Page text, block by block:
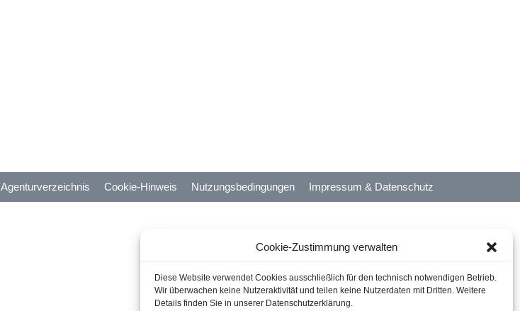
Cookie-Zustimmung verwalten
Diese Website verwendet Cookies ausschließlich für den technisch notwendigen Betrieb.
Wir überwachen keine Nutzeraktivität und teilen keine Nutzerdaten mit Dritten. Weitere
Details finden Sie in unserer Datenschutzerklärung.
Agenturverzeichnis Cookie-Hinweis Nutzungsbedingungen Impressum & Datenschutz